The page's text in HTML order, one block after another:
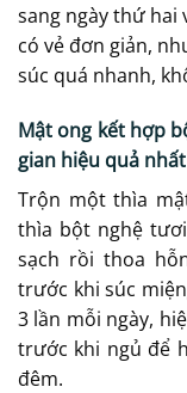
sang ngày thứ hai
có vẻ đơn giản,
súc quá nhanh,
Mật ong kết hợp
gian hiệu quả nhất
Trộn một thìa
thìa bột nghệ
sạch rồi thoa
trước khi súc
3 lần mỗi ngày,
trước khi ngủ để
đêm.